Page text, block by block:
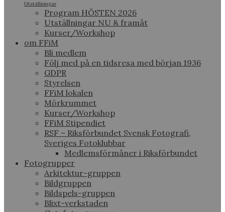
Utställningar
Program HÖSTEN 2026
Utställningar NU & framåt
Kurser/Workshop
om FFiM
Bli medlem
Följ med på en tidsresa med början 1936
GDPR
Styrelsen
FFiM lokalen
Mörkrummet
Kurser/Workshop
FFiM Stipendiet
RSF – Riksförbundet Svensk Fotografi,
Sveriges Fotoklubbar
Medlemsförmåner i Riksförbundet
Fotogrupper
Arkitektur-gruppen
Bildgruppen
Bildspels-gruppen
Blixt-verkstaden